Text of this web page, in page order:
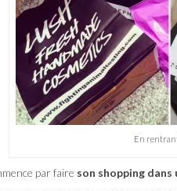
En
par faire son shopping